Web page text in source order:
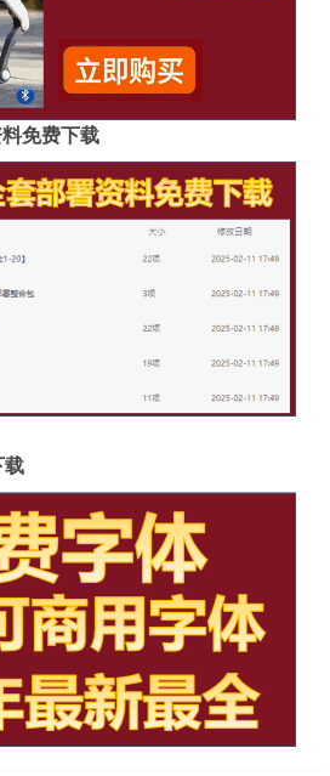
免费下载
载